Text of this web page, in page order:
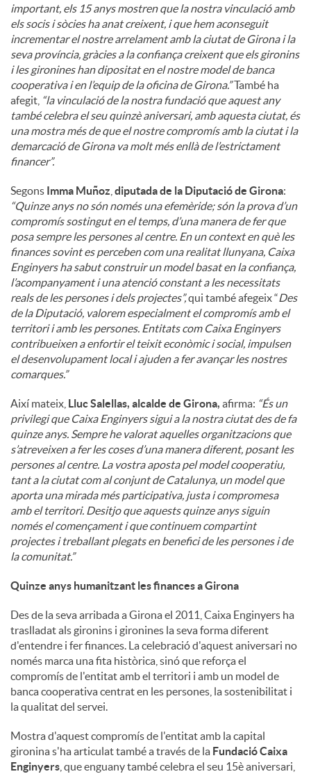
important, els 15 anys mostren que la nostra vinculació amb
els socis i sòcies ha anat creixent, i que hem aconseguit
incrementar el nostre arrelament amb la ciutat de Girona i la
seva província, gràcies a la confiança creixent que els gironins
i les gironines han dipositat en el nostre model de banca
cooperativa i en l’equip de la oficina de Girona.”També ha
afegit, “la vinculació de la nostra fundació que aquest any
també celebra el seu quinzè aniversari, amb aquesta ciutat, és
una mostra més de que el nostre compromís amb la ciutat i la
demarcació de Girona va molt més enllà de l’estrictament
financer”.
Segons Imma Muñoz diputada de la Diputació de Girona:
“Quinze anys no són només una efemèride; són la prova d’un
compromís sostingut en el temps, d’una manera de fer que
posa sempre les persones al centre. En un context en què les
finances sovint es perceben com una realitat llunyana, Caixa
Enginyers ha sabut construir un model basat en la confiança,
l’acompanyament i una atenció constant a les necessitats
reals de les persones i dels projectes”,qui també afegeix “Des
de la Diputació, valorem especialment el compromís amb el
territori i amb les persones. Entitats com Caixa Enginyers
contribueixen a enfortir el teixit econòmic i social, impulsen
el desenvolupament local i ajuden a fer avançar les nostres
comarques.”
Així mateix, Lluc Salellas, alcalde de Girona, afirma: “És un
privilegi que Caixa Enginyers sigui a la nostra ciutat des de fa
quinze anys. Sempre he valorat aquelles organitzacions que
s’atreveixen a fer les coses d’una manera diferent, posant les
persones al centre. La vostra aposta pel model cooperatiu,
tant a la ciutat com al conjunt de Catalunya, un model que
aporta una mirada més participativa, justa i compromesa
amb el territori. Desitjo que aquests quinze anys siguin
només el començament i que continuem compartint
projectes i treballant plegats en benefici de les persones i de
la comunitat.”
Quinze anys humanitzant les finances a Girona
Des de la seva arribada a Girona el 2011, Caixa Enginyers ha
traslladat als gironins i gironines la seva forma diferent
d'entendre i fer finances. La celebració d'aquest aniversari no
només marca una fita històrica, sinó que reforça el
compromís de l'entitat amb el territori i amb un model de
banca cooperativa centrat en les persones, la sostenibilitat i
la qualitat del servei.
Mostra d'aquest compromís de l'entitat amb la capital
gironina s'ha articulat també a través de la Fundació Caixa
Enginyers , que enguany també celebra el seu 15è aniversari,